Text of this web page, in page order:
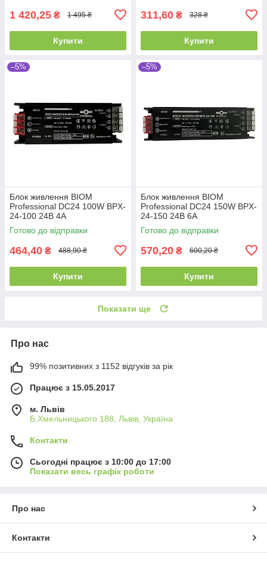
1 420,25 ₴ 1 495 ₴
Купити
311,60 ₴ 328 ₴
Купити
–5%
Блок живлення BIOM
Professional DC24 100W BPX-
24-100 24В 4А
Готово до відправки
464,40 ₴ 488,90 ₴
Купити
–5%
Блок живлення BIOM
Professional DC24 150W BPX-
24-150 24В 6А
Готово до відправки
570,20 ₴ 600,20 ₴
Купити
Показати ще
Про нас
99% позитивних з 1152 відгуків за рік
Працює з 15.05.2017
м. Львів
Б.Хмельницького 188, Львів, Україна
Контакти
Сьогодні працює з 10:00 до 17:00
Показати весь графік роботи
Про нас
Контакти